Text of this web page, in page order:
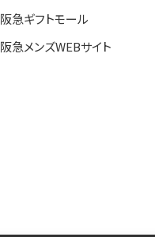
阪急ギフトモール
阪急メンズWEBサイト